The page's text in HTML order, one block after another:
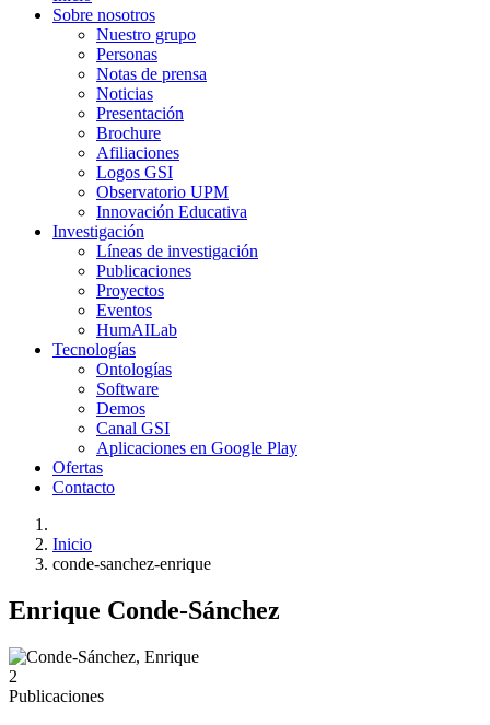
Sobre nosotros
Nuestro grupo
Personas
Notas de prensa
Noticias
Presentación
Brochure
Afiliaciones
Logos GSI
Observatorio UPM
Innovación Educativa
Investigación
Líneas de investigación
Publicaciones
Proyectos
Eventos
HumAILab
Tecnologías
Ontologías
Software
Demos
Canal GSI
Aplicaciones en Google Play
Ofertas
Contacto
Inicio
conde-sanchez-enrique
Enrique Conde-Sánchez
2
Publicaciones